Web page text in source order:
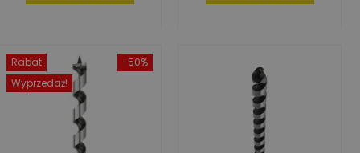
-50%
Rabat
Wyprzedaż!